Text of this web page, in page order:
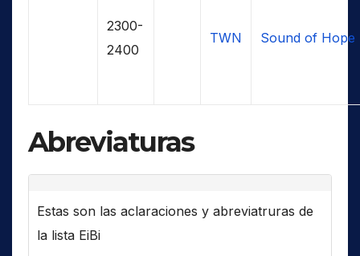
2300-
2400
TWN Sound of Hope
Abreviaturas
Estas son las aclaraciones y abreviatruras de
la lista EiBi